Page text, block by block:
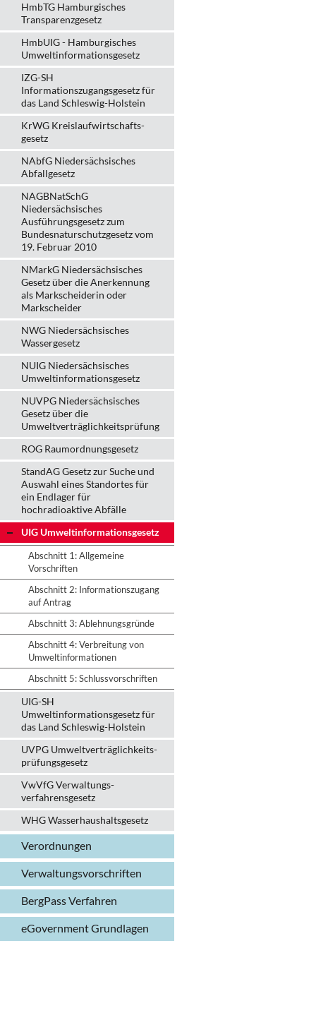
HmbTG Hamburgisches
Transparenzgesetz
HmbUIG - Hamburgisches
Umweltinformationsgesetz
IZG-SH
Informationszugangsgesetz für
das Land Schleswig-Holstein
KrWG Kreislaufwirtschafts­
gesetz
NAbfG Niedersächsisches
Abfallgesetz
NAGBNatSchG
Niedersächsisches
Ausführungsgesetz zum
Bundesnaturschutzgesetz vom
19. Februar 2010
NMarkG Niedersächsisches
Gesetz über die Anerkennung
als Markscheiderin oder
Markscheider
NWG Niedersächsisches
Wassergesetz
NUIG Niedersächsisches
Umweltinformationsgesetz
NUVPG Niedersächsisches
Gesetz über die
Umweltverträglichkeitsprüfung
ROG Raumordnungsgesetz
StandAG Gesetz zur Suche und
Auswahl eines Standortes für
ein Endlager für
hochradioaktive Abfälle
UIG Umweltinformationsgesetz
Abschnitt 1: Allgemeine
Vorschriften
Abschnitt 2: Informationszugang
auf Antrag
Abschnitt 3: Ablehnungsgründe
Abschnitt 4: Verbreitung von
Umweltinformationen
Abschnitt 5: Schlussvorschriften
UIG-SH
Umweltinformationsgesetz für
das Land Schleswig-Holstein
UVPG Umweltverträglich­keits­
prüfungs­gesetz
VwVfG Verwaltungs­
verfahrens­gesetz
WHG Wasserhaushalts­gesetz
Verordnungen
Verwaltungs­vorschriften
BergPass Verfahren
eGovernment Grundlagen